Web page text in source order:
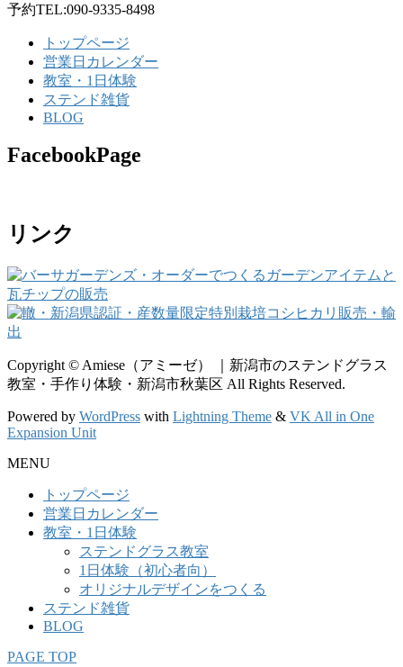
予約TEL:090-9335-8498
トップページ
営業日カレンダー
教室・1日体験
ステンド雑貨
BLOG
FacebookPage
リンク
Copyright © Amiese（アミーゼ） ｜新潟市のステンドグラス
教室・手作り体験・新潟市秋葉区 All Rights Reserved.
Powered by WordPress with Lightning Theme & VK All in One
Expansion Unit
MENU
トップページ
営業日カレンダー
教室・1日体験
ステンドグラス教室
1日体験（初心者向）
オリジナルデザインをつくる
ステンド雑貨
BLOG
PAGE TOP